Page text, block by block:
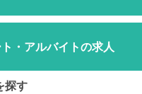
・アルバイトの求人
探す